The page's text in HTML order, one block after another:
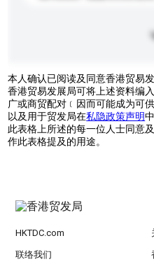
本人确认已阅读及同意香港贸易
香港贸易发展局可将上述资料编
广或商贸配对﹝因而可能成为可
以及用于贸发局在私隐政策声明
此表格上所述的每一位人士同意
作此表格提及的用途。
HKTDC.com
联络我们